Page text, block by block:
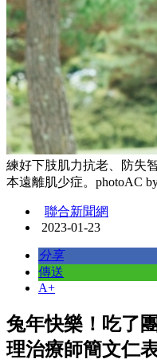
練好下肢肌力抗老、防失
本遠離肌少症。photoAC
聯合新聞網
2023-01-23
分享
傳送
A+
兔年快樂！吃了
理治療師簡文仁